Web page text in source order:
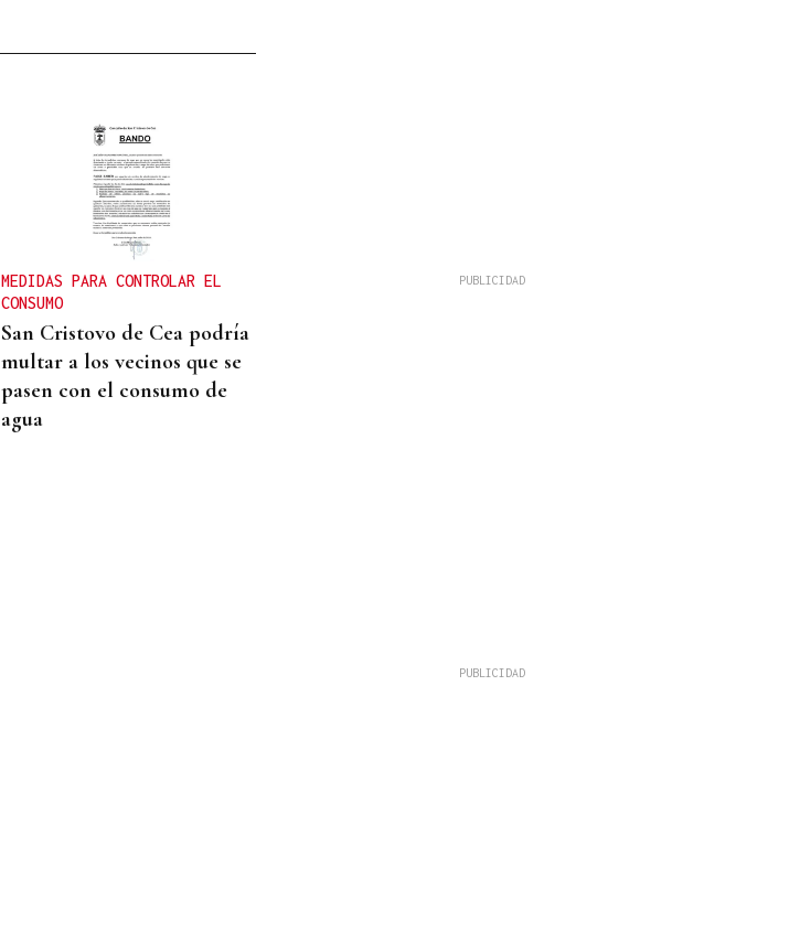
MEDIDAS PARA CONTROLAR EL
CONSUMO
San Cristovo de Cea podría
multar a los vecinos que se
pasen con el consumo de
agua